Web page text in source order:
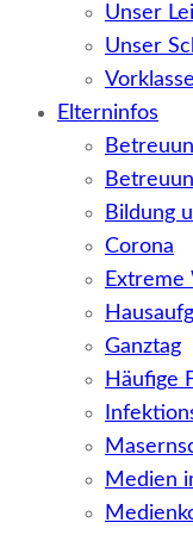
Unser
Unser
Vorklasse
Elterninfos
Bildung
Corona
Extreme
Ganztag
Häufige
Medien